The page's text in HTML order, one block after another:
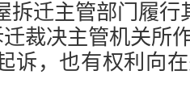
拆迁主管部门履行
裁决主管机关所
诉，也有权利向